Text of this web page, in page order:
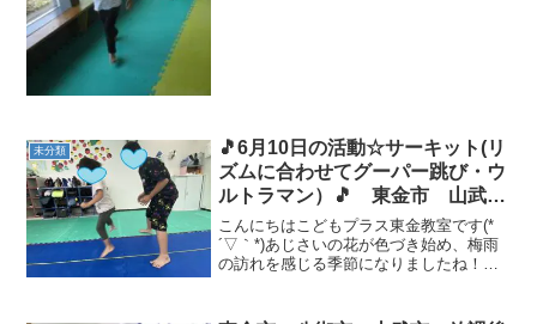
未分類
🎵6月10日の活動☆サーキット(リ
ズムに合わせてグーパー跳び・ウ
ルトラマン）🎵 東金市 山武
市 九十九里町 放課後等デイサ
ービス 児童発達支援 運動療
育 教室見学
こんにちはこどもプラス東金教室です(*
´▽｀*)あじさいの花が色づき始め、梅雨
の訪れを感じる季節になりましたね！お
パー跳び・ウルトラマン） です💪二人